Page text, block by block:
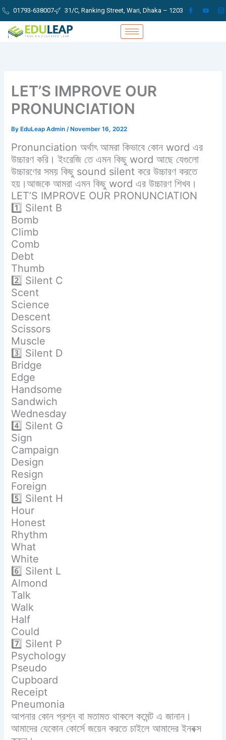
Skip
content
01793-638007 31/C, Ranking Street, Wari, Dhaka – 1203
LET’S IMPROVE OUR
PRONUNCIATION
By EduLeap Admin/ November 16, 2022
Pronunciation অর্থাৎ আমরা কিভাবে কোন word এর
উচ্চারণ করি। ইংরেজি তে এমন কিছু word আছে যেগুলো
উচ্চারণের সময় কিছু sound silent করে উচ্চারণ করতে
হয়।আজকে আমরা এমন কিছু word এর উচ্চারণ শিখব।
LET’S IMPROVE OUR PRONUNCIATION
1️⃣ Silent B
Bomb
Climb
Comb
Debt
Thumb
2️⃣ Silent C
Scent
Science
Descent
Scissors
Muscle
3️⃣ Silent D
Bridge
Edge
Handsome
Sandwich
Wednesday
4️⃣ Silent G
Sign
Campaign
Design
Resign
Foreign
5️⃣ Silent H
Hour
Honest
Rhythm
What
White
6️⃣ Silent L
Almond
Talk
Walk
Half
Could
7️⃣ Silent P
Psychology
Pseudo
Cupboard
Receipt
Pneumonia
আপনার কোন প্রশ্ন বা মতামত থাকলে কমেন্ট এ জানান।
আমাদের যেকোন কোর্সে জয়েন করতে চাইলে আমাদের ইনবক্স